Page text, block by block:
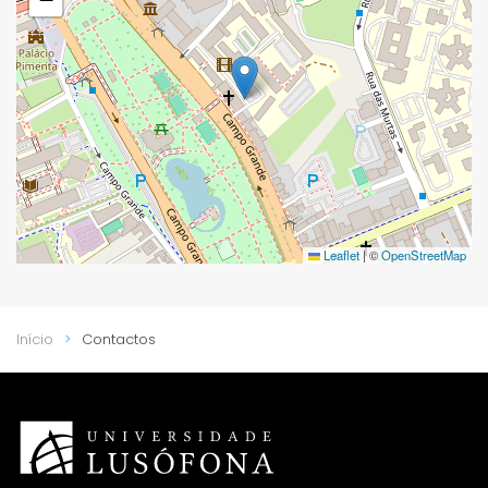
Leaflet |©OpenStreetMap
Início Contactos